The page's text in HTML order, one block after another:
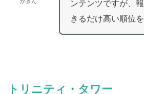
ンテンツですが、
きるだけ高い順位
トリニティ・タワー